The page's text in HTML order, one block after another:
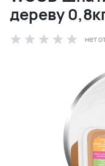
дереву
нет